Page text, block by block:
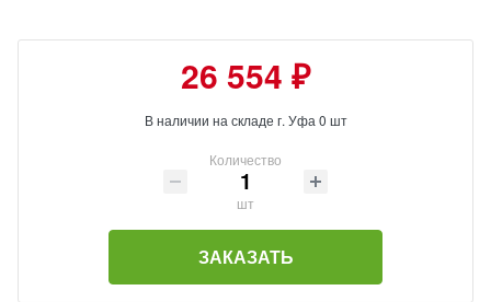
26 554 ₽
В наличии на складе г. Уфа 0 шт
Количество
шт
ЗАКАЗАТЬ